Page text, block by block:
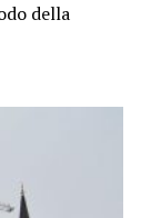
della